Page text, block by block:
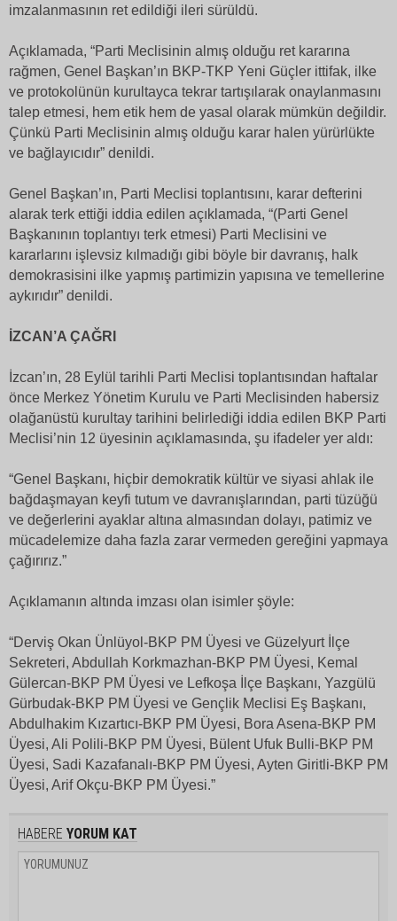
imzalanmasının ret edildiği ileri sürüldü.
Açıklamada, “Parti Meclisinin almış olduğu ret kararına
rağmen, Genel Başkan’ın BKP-TKP Yeni Güçler ittifak, ilke
ve protokolünün kurultayca tekrar tartışılarak onaylanmasını
talep etmesi, hem etik hem de yasal olarak mümkün değildir.
Çünkü Parti Meclisinin almış olduğu karar halen yürürlükte
ve bağlayıcıdır” denildi.
Genel Başkan’ın, Parti Meclisi toplantısını, karar defterini
alarak terk ettiği iddia edilen açıklamada, “(Parti Genel
Başkanının toplantıyı terk etmesi) Parti Meclisini ve
kararlarını işlevsiz kılmadığı gibi böyle bir davranış, halk
demokrasisini ilke yapmış partimizin yapısına ve temellerine
aykırıdır” denildi.
İZCAN’A ÇAĞRI
İzcan’ın, 28 Eylül tarihli Parti Meclisi toplantısından haftalar
önce Merkez Yönetim Kurulu ve Parti Meclisinden habersiz
olağanüstü kurultay tarihini belirlediği iddia edilen BKP Parti
Meclisi’nin 12 üyesinin açıklamasında, şu ifadeler yer aldı:
“Genel Başkanı, hiçbir demokratik kültür ve siyasi ahlak ile
bağdaşmayan keyfi tutum ve davranışlarından, parti tüzüğü
ve değerlerini ayaklar altına almasından dolayı, patimiz ve
mücadelemize daha fazla zarar vermeden gereğini yapmaya
çağırırız.”
Açıklamanın altında imzası olan isimler şöyle:
“Derviş Okan Ünlüyol-BKP PM Üyesi ve Güzelyurt İlçe
Sekreteri, Abdullah Korkmazhan-BKP PM Üyesi, Kemal
Gülercan-BKP PM Üyesi ve Lefkoşa İlçe Başkanı, Yazgülü
Gürbudak-BKP PM Üyesi ve Gençlik Meclisi Eş Başkanı,
Abdulhakim Kızartıcı-BKP PM Üyesi, Bora Asena-BKP PM
Üyesi, Ali Polili-BKP PM Üyesi, Bülent Ufuk Bulli-BKP PM
Üyesi, Sadi Kazafanalı-BKP PM Üyesi, Ayten Giritli-BKP PM
Üyesi, Arif Okçu-BKP PM Üyesi.”
HABERE YORUM KAT